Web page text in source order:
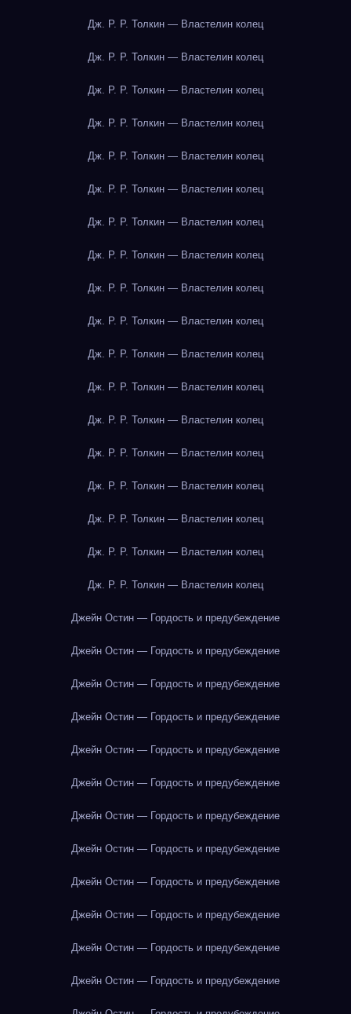
Дж. Р. Р. Толкин — Властелин колец
Дж. Р. Р. Толкин — Властелин колец
Дж. Р. Р. Толкин — Властелин колец
Дж. Р. Р. Толкин — Властелин колец
Дж. Р. Р. Толкин — Властелин колец
Дж. Р. Р. Толкин — Властелин колец
Дж. Р. Р. Толкин — Властелин колец
Дж. Р. Р. Толкин — Властелин колец
Дж. Р. Р. Толкин — Властелин колец
Дж. Р. Р. Толкин — Властелин колец
Дж. Р. Р. Толкин — Властелин колец
Дж. Р. Р. Толкин — Властелин колец
Дж. Р. Р. Толкин — Властелин колец
Дж. Р. Р. Толкин — Властелин колец
Дж. Р. Р. Толкин — Властелин колец
Дж. Р. Р. Толкин — Властелин колец
Дж. Р. Р. Толкин — Властелин колец
Дж. Р. Р. Толкин — Властелин колец
Джейн Остин — Гордость и предубеждение
Джейн Остин — Гордость и предубеждение
Джейн Остин — Гордость и предубеждение
Джейн Остин — Гордость и предубеждение
Джейн Остин — Гордость и предубеждение
Джейн Остин — Гордость и предубеждение
Джейн Остин — Гордость и предубеждение
Джейн Остин — Гордость и предубеждение
Джейн Остин — Гордость и предубеждение
Джейн Остин — Гордость и предубеждение
Джейн Остин — Гордость и предубеждение
Джейн Остин — Гордость и предубеждение